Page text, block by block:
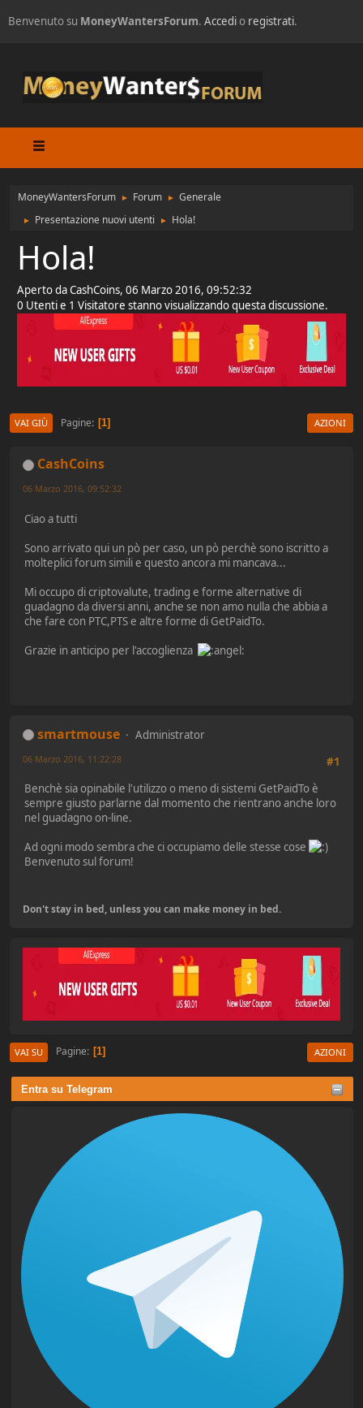
Benvenuto su MoneyWantersForum. Accedio registrati.
MoneyWantersForum ► Forum ► Generale
► Presentazione nuovi utenti ► Hola!
Entra su Telegram
Hola!
Aperto da CashCoins, 06 Marzo 2016, 09:52:32
0 Utenti e 1 Visitatore stanno visualizzando questa discussione.
VAI GIÙ Pagine 1 AZIONI
CashCoins
06 Marzo 2016, 09:52:32
Ciao a tutti
Sono arrivato qui un pò per caso, un pò perchè sono iscritto a
molteplici forum simili e questo ancora mi mancava...
Mi occupo di criptovalute, trading e forme alternative di
guadagno da diversi anni, anche se non amo nulla che abbia a
che fare con PTC,PTS e altre forme di GetPaidTo.
Grazie in anticipo per l'accoglienza
smartmouse
Administrator
#1
06 Marzo 2016, 11:22:28
Benchè sia opinabile l'utilizzo o meno di sistemi GetPaidTo è
sempre giusto parlarne dal momento che rientrano anche loro
nel guadagno on-line.
Ad ogni modo sembra che ci occupiamo delle stesse cose
Benvenuto sul forum!
Don't stay in bed, unless you can make money in bed.
VAI SU Pagine 1 AZIONI